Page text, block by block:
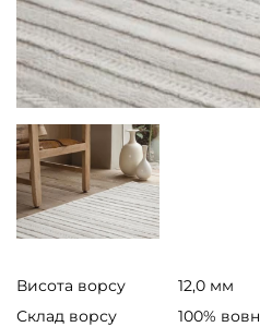
Висота ворсу
12,0 мм
Склад ворсу
100%